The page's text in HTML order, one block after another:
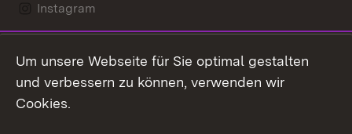
Instagram
Social Wall
Youtube
Um unsere Webseite für Sie optimal gestalten
und verbessern zu können, verwenden wir
Cookies.